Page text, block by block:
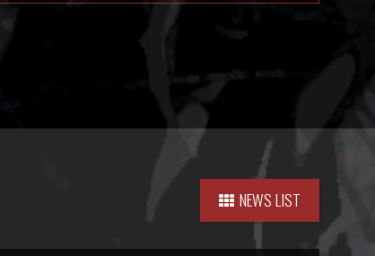
NEWS LIST